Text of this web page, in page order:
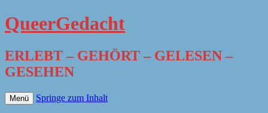
QueerGedacht
ERLEBT – GEHÖRT – GELESEN –
GESEHEN
Menü Springe zum Inhalt